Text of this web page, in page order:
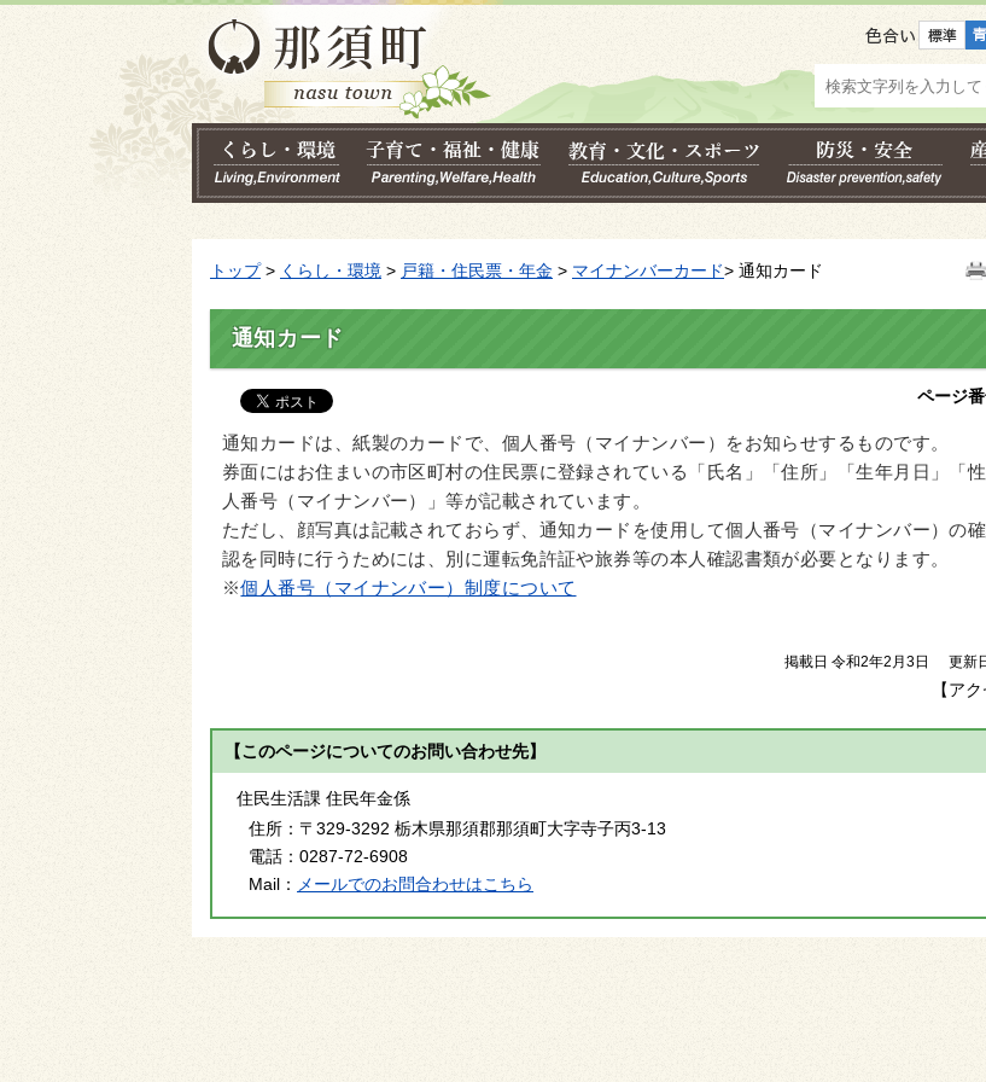
色合い
トップ> くらし・環境 > 戸籍・住民票・年金 > マイナンバーカード> 通知カード
通知カード
ページ
通知カードは、紙製のカードで、個人番号（マイナンバー）をお知らせするものです。
券面にはお住まいの市区町村の住民票に登録されている「氏名」「住所」「生年月日」「
人番号（マイナンバー）」等が記載されています。
ただし、顔写真は記載されておらず、通知カードを使用して個人番号（マイナンバー）の
認を同時に行うためには、別に運転免許証や旅券等の本人確認書類が必要となります。
※個人番号（マイナンバー）制度について
掲載日 令和2年2月3日 更新
【ア
【このページについてのお問い合わせ先】
住民生活課 住民年金係
住所： 〒329-3292 栃木県那須郡那須町大字寺子丙3-13
電話： 0287-72-6908
Mail：
メールでのお問合わせはこちら